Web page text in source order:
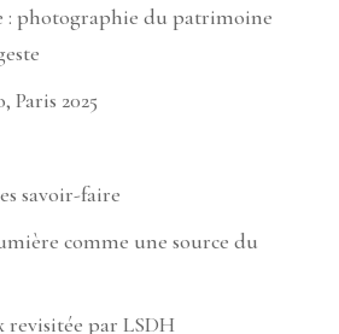
photographie du patrimoine
Paris 2025
savoir-faire
comme une source du
revisitée par LSDH